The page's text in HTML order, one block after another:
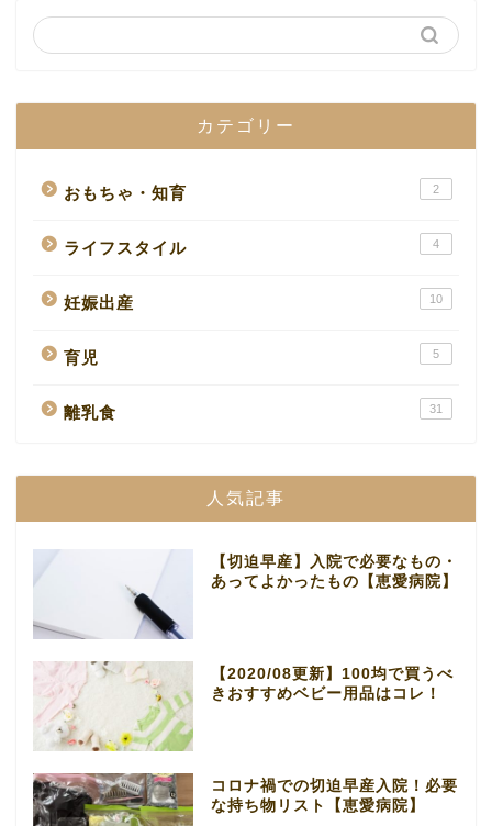
カテゴリー
おもちゃ・知育 2
ライフスタイル 4
妊娠出産 10
育児 5
離乳食 31
人気記事
【切迫早産】入院で必要なもの・
あってよかったもの【恵愛病院】
【2020/08更新】100均で買うべ
きおすすめベビー用品はコレ！
コロナ禍での切迫早産入院！必要
な持ち物リスト【恵愛病院】